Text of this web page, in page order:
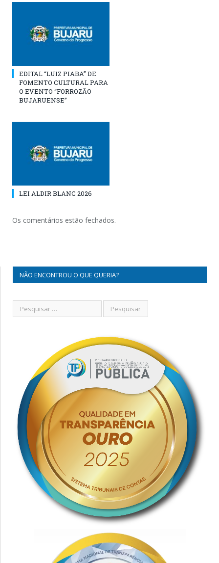
EDITAL “LUIZ PIABA” DE
FOMENTO CULTURAL PARA
O EVENTO “FORROZÃO
BUJARUENSE”
LEI ALDIR BLANC 2026
Os comentários estão fechados.
NÃO ENCONTROU O QUE QUERIA?